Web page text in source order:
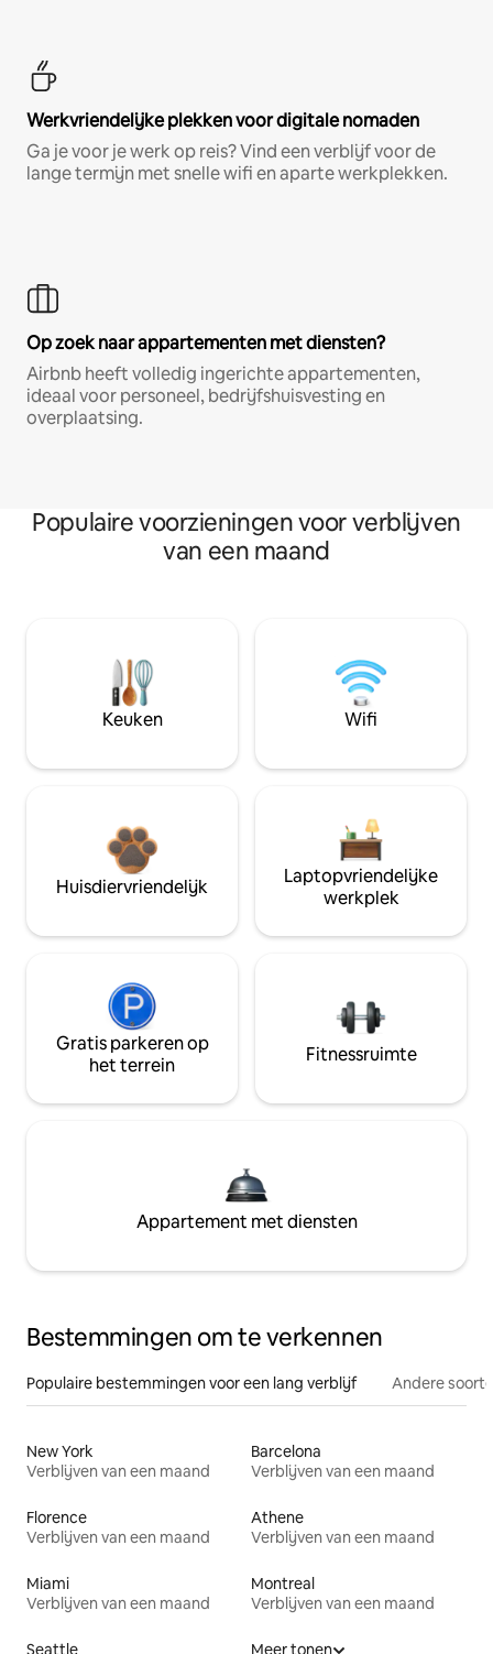
Werkvriendelijke plekken voor digitale nomaden
Ga je voor je werk op reis? Vind een verblijf voor de
lange termijn met snelle wifi en aparte werkplekken.
Op zoek naar appartementen met diensten?
Airbnb heeft volledig ingerichte appartementen,
ideaal voor personeel, bedrijfshuisvesting en
overplaatsing.
Populaire voorzieningen voor verblijven
van een maand
Keuken Wifi
Huisdiervriendelijk
Laptopvriendelijke
werkplek
Gratis parkeren op
het terrein
Fitnessruimte
Appartement met diensten
Bestemmingen om te verkennen
Populaire bestemmingen voor een lang verblijf Andere
New York
Verblijven van een maand
Barcelona
Verblijven van een maand
Florence
Verblijven van een maand
Athene
Verblijven van een maand
Miami
Verblijven van een maand
Montreal
Verblijven van een maand
Seattle Meer tonen